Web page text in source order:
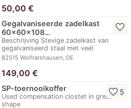
50,00 €
Gegalvaniseerde zadelkast
60x60x108…
Beschrijving Stevige zadelkast van
gegalvaniseerd staal met veel
opbergruimte voor…
82515 Wolfratshausen, DE
favorite_border
149,00 €
SP-toernooikoffer
Used compensation clostet in great
shape
favorite_border 5